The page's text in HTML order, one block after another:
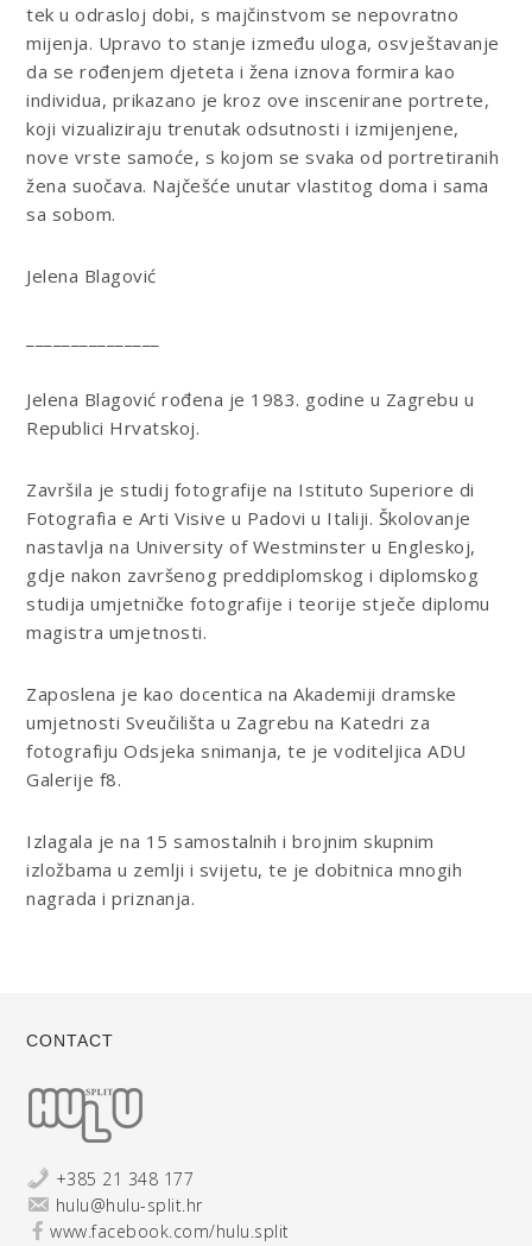
tek u odrasloj dobi, s majčinstvom se nepovratno
mijenja. Upravo to stanje između uloga, osvještavanje
da se rođenjem djeteta i žena iznova formira kao
individua, prikazano je kroz ove inscenirane portrete,
koji vizualiziraju trenutak odsutnosti i izmijenjene,
nove vrste samoće, s kojom se svaka od portretiranih
žena suočava. Najčešće unutar vlastitog doma i sama
sa sobom.
Jelena Blagović
Jelena Blagović rođena je 1983. godine u Zagrebu u
Republici Hrvatskoj.
Završila je studij fotografije na Istituto Superiore di
Fotografia e Arti Visive u Padovi u Italiji. Školovanje
nastavlja na University of Westminster u Engleskoj,
gdje nakon završenog preddiplomskog i diplomskog
studija umjetničke fotografije i teorije stječe diplomu
magistra umjetnosti.
Zaposlena je kao docentica na Akademiji dramske
umjetnosti Sveučilišta u Zagrebu na Katedri za
fotografiju Odsjeka snimanja, te je voditeljica ADU
Galerije f8.
Izlagala je na 15 samostalnih i brojnim skupnim
izložbama u zemlji i svijetu, te je dobitnica mnogih
nagrada i priznanja.
CONTACT
+385 21 348 177
hulu@hulu-split.hr
www.facebook.com/hulu.split